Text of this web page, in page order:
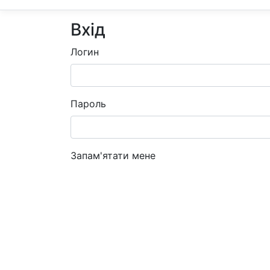
Вхід
Логин
Пароль
Запам'ятати мене